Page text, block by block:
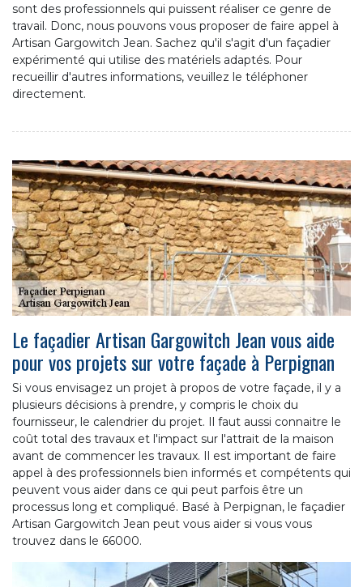
sont des professionnels qui puissent réaliser ce genre de
travail. Donc, nous pouvons vous proposer de faire appel à
Artisan Gargowitch Jean. Sachez qu'il s'agit d'un façadier
expérimenté qui utilise des matériels adaptés. Pour
recueillir d'autres informations, veuillez le téléphoner
directement.
Le façadier Artisan Gargowitch Jean vous aide
pour vos projets sur votre façade à Perpignan
Si vous envisagez un projet à propos de votre façade, il y a
plusieurs décisions à prendre, y compris le choix du
fournisseur, le calendrier du projet. Il faut aussi connaitre le
coût total des travaux et l'impact sur l'attrait de la maison
avant de commencer les travaux. Il est important de faire
appel à des professionnels bien informés et compétents qui
peuvent vous aider dans ce qui peut parfois être un
processus long et compliqué. Basé à Perpignan, le façadier
Artisan Gargowitch Jean peut vous aider si vous vous
trouvez dans le 66000.